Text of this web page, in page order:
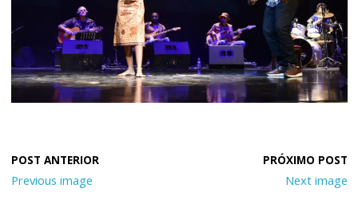
Previous image Next image